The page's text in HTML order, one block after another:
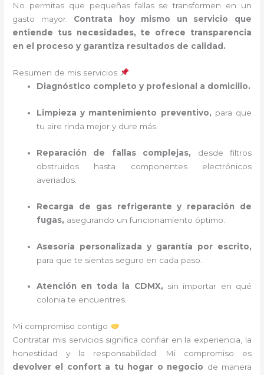
No permitas que pequeñas fallas se transformen en un
gasto mayor. Contrata hoy mismo un servicio que
entiende tus necesidades, te ofrece transparencia
en el proceso y garantiza resultados de calidad.
Resumen de mis servicios
Diagnóstico completo y profesional a domicilio.
Limpieza y mantenimiento preventivo, para que
tu aire rinda mejor y dure más.
Reparación de fallas complejas, desde filtros
obstruidos hasta componentes electrónicos
averiados.
Recarga de gas refrigerante y reparación de
fugas, asegurando un funcionamiento óptimo.
Asesoría personalizada y garantía por escrito,
para que te sientas seguro en cada paso.
Atención en toda la CDMX, sin importar en qué
colonia te encuentres.
Mi compromiso contigo
Contratar mis servicios significa confiar en la experiencia, la
honestidad y la responsabilidad. Mi compromiso es
devolver el confort a tu hogar o negocio de manera